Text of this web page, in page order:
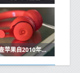
FTC将审查苹果自2010年以来的收购